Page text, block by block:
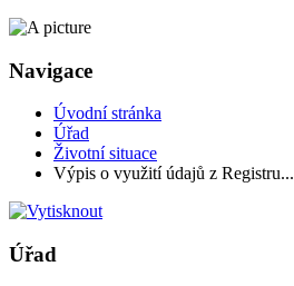
Navigace
Úvodní stránka
Úřad
Životní situace
Výpis o využití údajů z Registru...
Úřad